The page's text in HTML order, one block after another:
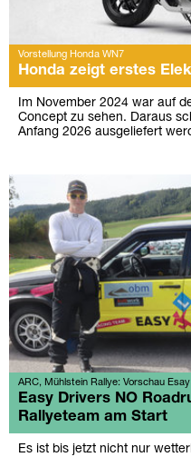
Vorstellung Honda WN7
Honda zeigt erstes
Im November 2024 war auf
Concept zu sehen. Daraus
Anfang 2026 ausgeliefert
ARC, Mühlstein Rallye: Vorschau
Easy Drivers NO
Rallyeteam am Start
Es ist bis jetzt nicht nur